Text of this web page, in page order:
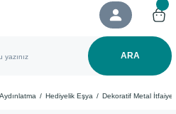
ARA
Hediyelik Eşya Dekoratif Metal İtfaiye